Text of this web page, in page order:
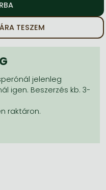
TESZEM
jelenleg
igen. Beszerzés kb. 3-
raktáron.